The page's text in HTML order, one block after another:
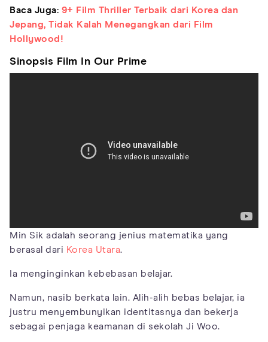
Baca Juga: 9+ Film Thriller Terbaik dari Korea dan
Jepang, Tidak Kalah Menegangkan dari Film
Hollywood!
Sinopsis Film In Our Prime
Min Sik adalah seorang jenius matematika yang
berasal dari Korea Utara.
Ia menginginkan kebebasan belajar.
Namun, nasib berkata lain. Alih-alih bebas belajar, ia
justru menyembunyikan identitasnya dan bekerja
sebagai penjaga keamanan di sekolah Ji Woo.